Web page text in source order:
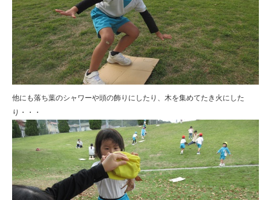
他にも落ち葉のシャワーや頭の飾りにしたり、木を集めてたき火にした
り・・・